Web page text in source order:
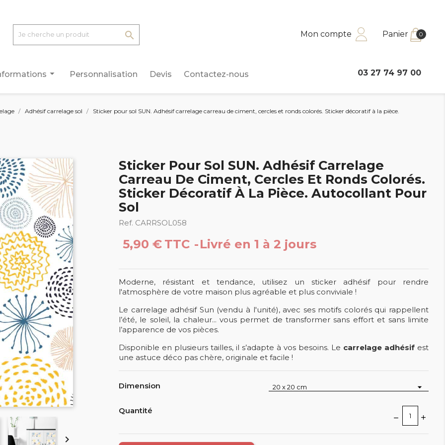
 Mon compte Panier 0
arrow_drop_down Personnalisation Devis Contactez-nous 03 27 74 97 00
Adhésif carrelage sol Sticker pour sol SUN. Adhésif carrelage carreau de ciment, cercles et ronds colorés. Sticker décoratif à la pièce.

Sticker Pour Sol SUN. Adhésif Carrelage
Carreau De Ciment, Cercles Et Ronds Colorés.
Sticker Décoratif À La Pièce. Autocollant Pour
Sol
Ref. CARRSOL058
5,90 € TTC Livré en 1 à 2 jours
Moderne, résistant et tendance, utilisez un sticker adhésif pour rendre
l'atmosphère de votre maison plus agréable et plus conviviale !
Le carrelage adhésif Sun (vendu à l'unité), avec ses motifs colorés qui rappellent
l’été, le soleil, la chaleur... vous permet de transformer sans effort et sans limite
l’apparence de vos pièces.
Disponible en plusieurs tailles, il s’adapte à vos besoins. Le carrelage adhésif est
une astuce déco pas chère, originale et facile !
Dimension
Quantité